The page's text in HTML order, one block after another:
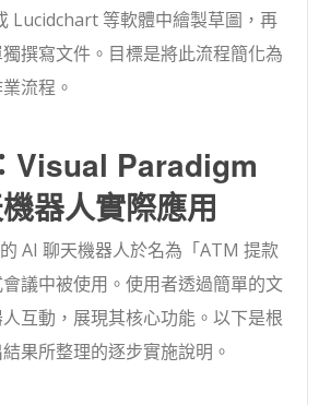
Lucidchart 等軟體中繪製草圖，再
撰寫文件。目標是將此流程簡化為
流程。
Visual Paradigm
器人實際應用
AI 聊天機器人於名為「ATM 提款
議中被使用。使用者透過簡單的文
互動，展現其核心功能。以下是根
果所整理的逐步實施說明。